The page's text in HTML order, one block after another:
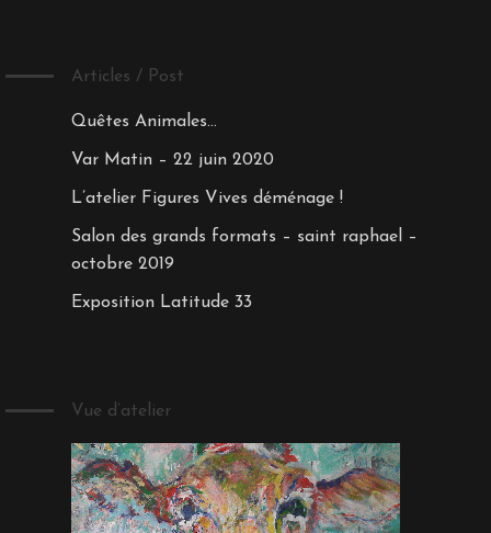
Articles / Post
Quêtes Animales…
Var Matin – 22 juin 2020
L’atelier Figures Vives déménage !
Salon des grands formats – saint raphael –
octobre 2019
Exposition Latitude 33
Vue d’atelier